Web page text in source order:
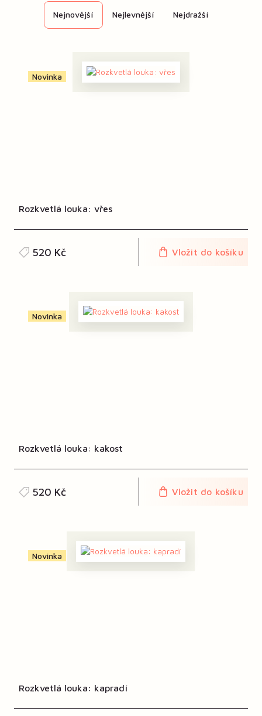
Nejnovější Nejlevnější Nejdražší
Novinka
Rozkvetlá louka: vřes
520 Kč Vložit do košíku
Novinka
Rozkvetlá louka: kakost
520 Kč Vložit do košíku
Novinka
Rozkvetlá louka: kapradí